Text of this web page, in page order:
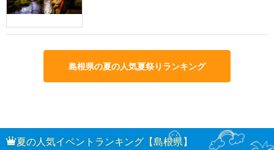
島根県の夏の人気夏祭りランキング
夏の人気イベントランキング【島根県】